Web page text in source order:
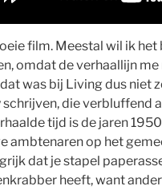
film. Meestal wil ik
omdat de verhaallijn
was bij Living dus niet
schrijven, die verbluffend
tijd is de jaren
ambtenaren op het
dat je stapel
heeft, want